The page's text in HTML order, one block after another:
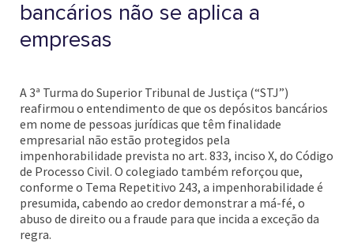
bancários não se aplica a
empresas
A 3ª Turma do Superior Tribunal de Justiça (“STJ”)
reafirmou o entendimento de que os depósitos bancários
em nome de pessoas jurídicas que têm finalidade
empresarial não estão protegidos pela
impenhorabilidade prevista no art. 833, inciso X, do Código
de Processo Civil. O colegiado também reforçou que,
conforme o Tema Repetitivo 243, a impenhorabilidade é
presumida, cabendo ao credor demonstrar a má-fé, o
abuso de direito ou a fraude para que incida a exceção da
regra.